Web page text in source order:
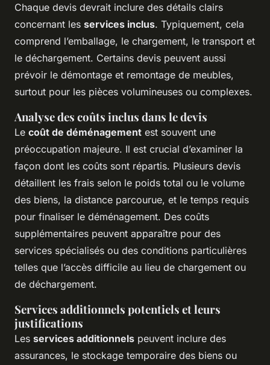
Chaque devis devrait inclure des détails clairs
concernant les services inclus. Typiquement, cela
comprend l’emballage, le chargement, le transport et
le déchargement. Certains devis peuvent aussi
prévoir le démontage et remontage de meubles,
surtout pour les pièces volumineuses ou complexes.
Analyse des coûts inclus dans le devis
Le coût de déménagement est souvent une
préoccupation majeure. Il est crucial d’examiner la
façon dont les coûts sont répartis. Plusieurs devis
détaillent les frais selon le poids total ou le volume
des biens, la distance parcourue, et le temps requis
pour finaliser le déménagement. Des coûts
supplémentaires peuvent apparaître pour des
services spécialisés ou des conditions particulières
telles que l’accès difficile au lieu de chargement ou
de déchargement.
Services additionnels potentiels et leurs
justifications
Les services additionnels peuvent inclure des
assurances, le stockage temporaire des biens ou